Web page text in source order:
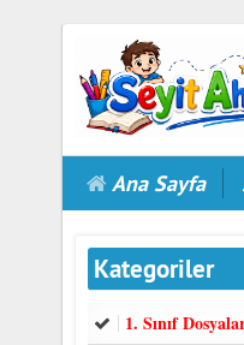
Ana Sayfa
Kategoriler
1. Sınıf